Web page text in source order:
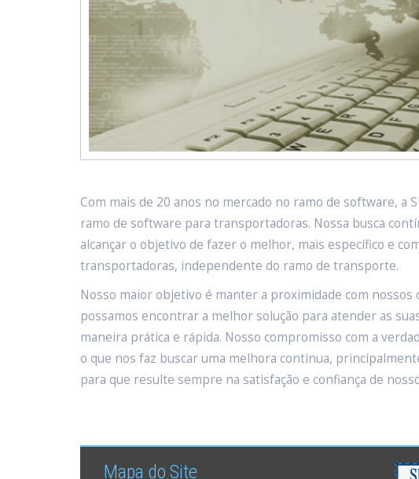
Com mais de 20 anos no mercado no ramo de software, a
ramo de software para transportadoras. Nossa busca
alcançar o objetivo de fazer o melhor, mais específico e
transportadoras, independente do ramo de transporte.
Nosso maior objetivo é manter a proximidade com nossos
possamos encontrar a melhor solução para atender as
maneira prática e rápida. Nosso compromisso com a
o que nos faz buscar uma melhora continua,
para que resulte sempre na satisfação e confiança de
Mapa do Site